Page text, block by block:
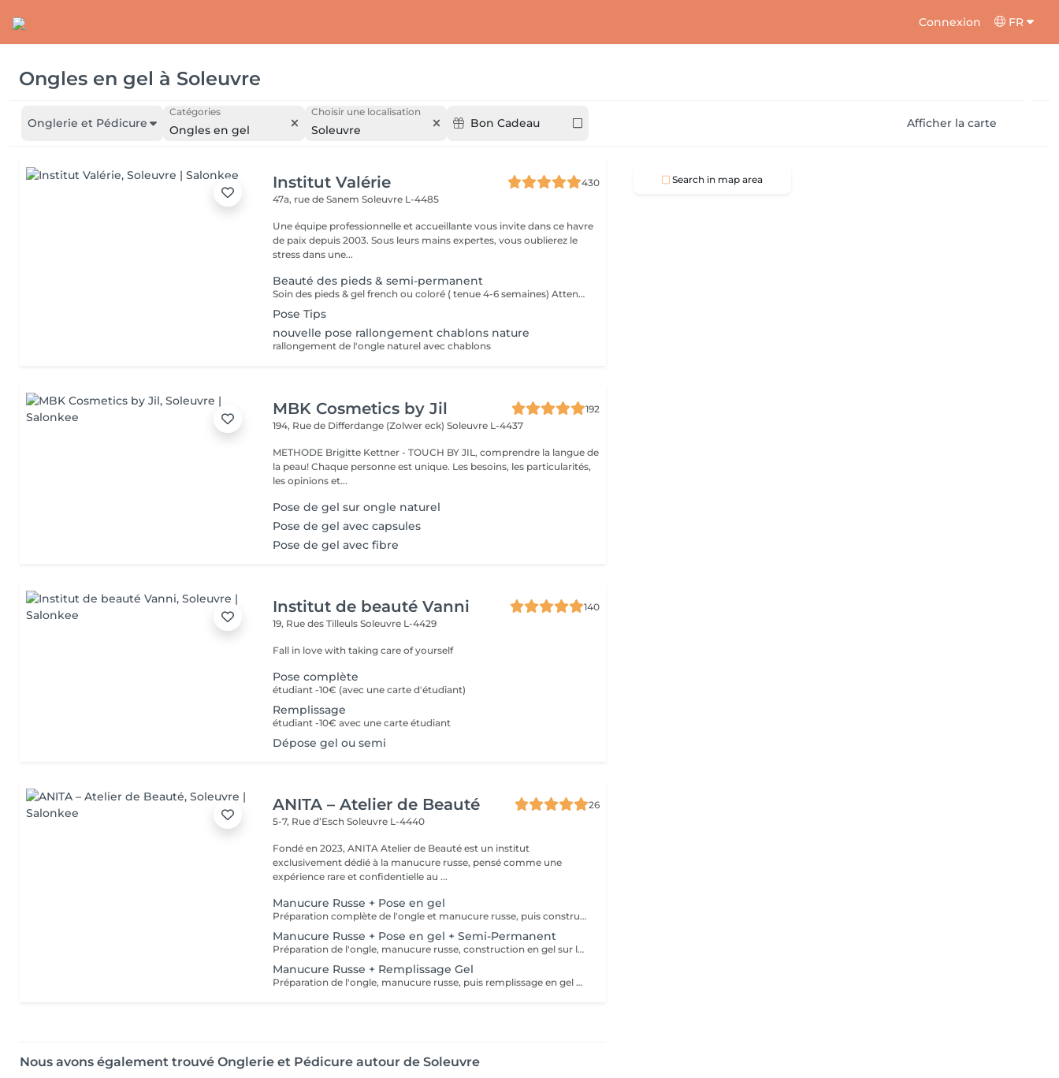
Connexion FR
Ongles en gel à Soleuvre
Onglerie et Pédicure
Catégories
Ongles en gel
Choisir une localisation
Soleuvre Bon Cadeau Afficher la carte
Institut Valérie
430
47a, rue de SanemSoleuvre L-4485
Une équipe professionnelle et accueillante vous invite dans ce havre
de paix depuis 2003. Sous leurs mains expertes, vous oublierez le
stress dans une...
Beauté des pieds & semi-permanent
Soin des pieds & gel french ou coloré ( tenue 4-6 semaines) Attention beauté des pieds sans problèmes ( ongles incarnés, cors etc) si problèmes alors supplément de 14€
Pose Tips
nouvelle pose rallongement chablons nature
rallongement de l'ongle naturel avec chablons
MBK Cosmetics by Jil
192
194, Rue de Differdange (Zolwer eck)Soleuvre L-4437
METHODE Brigitte Kettner - TOUCH BY JIL, comprendre la langue de
la peau! Chaque personne est unique. Les besoins, les particularités,
les opinions et...
Pose de gel sur ongle naturel
Pose de gel avec capsules
Pose de gel avec fibre
Institut de beauté Vanni
140
19, Rue des TilleulsSoleuvre L-4429
Fall in love with taking care of yourself
Pose complète
étudiant -10€ (avec une carte d'étudiant)
Remplissage
étudiant -10€ avec une carte étudiant
Dépose gel ou semi
ANITA – Atelier de Beauté
26
5-7, Rue d’EschSoleuvre L-4440
Fondé en 2023, ANITA Atelier de Beauté est un institut
exclusivement dédié à la manucure russe, pensé comme une
expérience rare et confidentielle au ...
Manucure Russe + Pose en gel
Préparation complète de l'ongle et manucure russe, puis construction en gel sur la longueur naturelle de l'ongle pour renforcer la structure, lisser la surface et équilibrer la forme.
Manucure Russe + Pose en gel + Semi-Permanent
Préparation de l'ongle, manucure russe, construction en gel sur la longueur naturelle, puis pose du semi-permanent et du top coat pour une finition brillante et longue tenue.
Manucure Russe + Remplissage Gel
Préparation de l'ongle, manucure russe, puis remplissage en gel pour rééquilibrer la structure, renforcer la repousse et conserver la forme.
Nous avons également trouvé Onglerie et Pédicure autour de Soleuvre
Search in map area